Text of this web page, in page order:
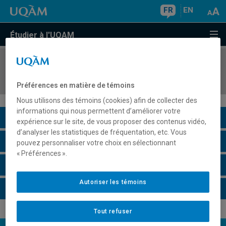
FR EN
Étudier à l'UQAM
COURS//
Description du cours
Horaire - Été 2026
Préférences en matière de témoins
Nous utilisons des témoins (cookies) afin de collecter des
informations qui nous permettent d’améliorer votre
expérience sur le site, de vous proposer des contenus vidéo,
d’analyser les statistiques de fréquentation, etc. Vous
pouvez personnaliser votre choix en sélectionnant
« Préférences ».
Tout refuser
Autoriser les témoins